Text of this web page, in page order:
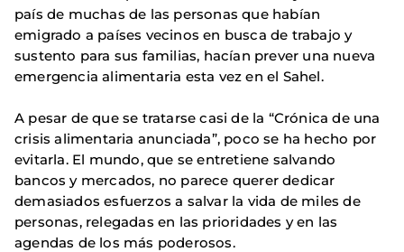
país de muchas de las personas que habían
emigrado a países vecinos en busca de trabajo y
sustento para sus familias, hacían prever una nueva
emergencia alimentaria esta vez en el Sahel.
A pesar de que se tratarse casi de la “Crónica de una
crisis alimentaria anunciada”, poco se ha hecho por
evitarla. El mundo, que se entretiene salvando
bancos y mercados, no parece querer dedicar
demasiados esfuerzos a salvar la vida de miles de
personas, relegadas en las prioridades y en las
agendas de los más poderosos.